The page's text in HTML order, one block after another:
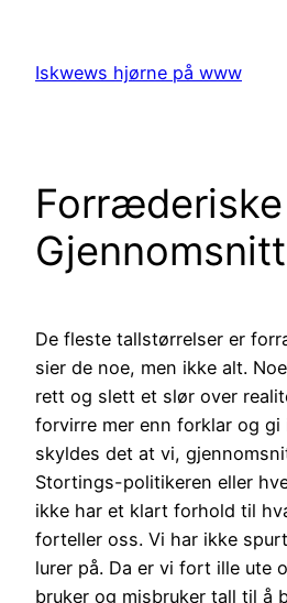
content
Iskwews hjørne på www
Forræderiske
Gjennomsnitt
De fleste tallstørrelser er
sier de noe, men ikke alt.
rett og slett et slør over
forvirre mer enn forklar og gi
skyldes det at vi,
Stortings-politikeren eller
ikke har et klart forhold til
forteller oss. Vi har ikke
lurer på. Da er vi fort ille ute
bruker og misbruker tall til å